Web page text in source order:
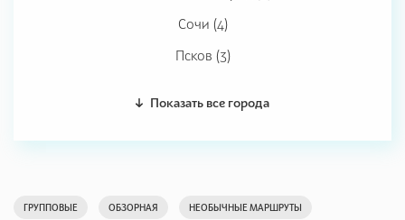
Сочи (4)
Псков (3)
Показать все города
ГРУППОВЫЕ ОБЗОРНАЯ НЕОБЫЧНЫЕ МАРШРУТЫ